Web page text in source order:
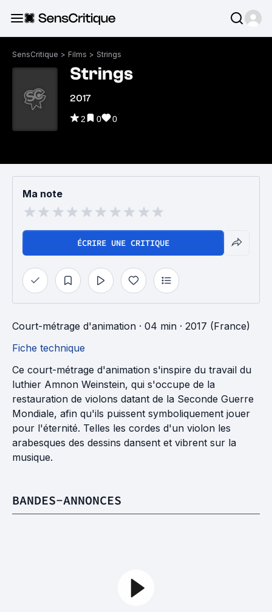
SensCritique > Films > Strings
Strings
2017
2 0 0
Ma note
ÉCRIRE UNE CRITIQUE
Court-métrage d'animation · 04 min · 2017 (France)
Fiche technique
Ce court-métrage d'animation s'inspire du travail du
luthier Amnon Weinstein, qui s'occupe de la
restauration de violons datant de la Seconde Guerre
Mondiale, afin qu'ils puissent symboliquement jouer
pour l'éternité. Telles les cordes d'un violon les
arabesques des dessins dansent et vibrent sur la
musique.
BANDES-ANNONCES